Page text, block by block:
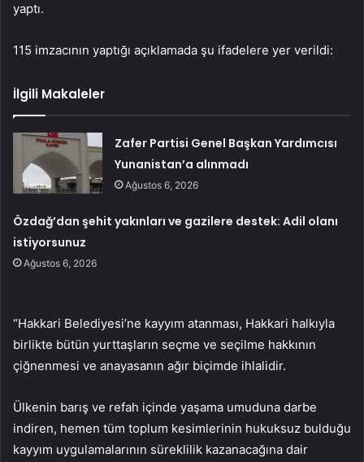
yaptı.
115 imzacının yaptığı açıklamada şu ifadelere yer verildi:
İlgili Makaleler
Zafer Partisi Genel Başkan Yardımcısı
Yunanistan’a alınmadı
Ağustos 6, 2026
Özdağ’dan şehit yakınları ve gazilere destek: Adil olanı
istiyorsunuz
Ağustos 6, 2026
“Hakkari Belediyesi’ne kayyım atanması, Hakkari halkıyla
birlikte bütün yurttaşların seçme ve seçilme hakkının
çiğnenmesi ve anayasanın ağır biçimde ihlalidir.
Ülkenin barış ve refah içinde yaşama umuduna darbe
indiren, hemen tüm toplum kesimlerinin hukuksuz bulduğu
kayyım uygulamalarının süreklilik kazanacağına dair